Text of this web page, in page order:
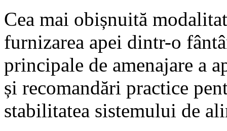
Cea mai obișnuită
furnizarea apei dintr-o
principale de amenajare a
și recomandări practice
stabilitatea sistemului de